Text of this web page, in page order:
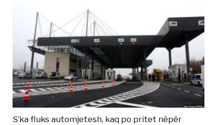
S’ka fluks automjetesh, kaq po pritet nëpër